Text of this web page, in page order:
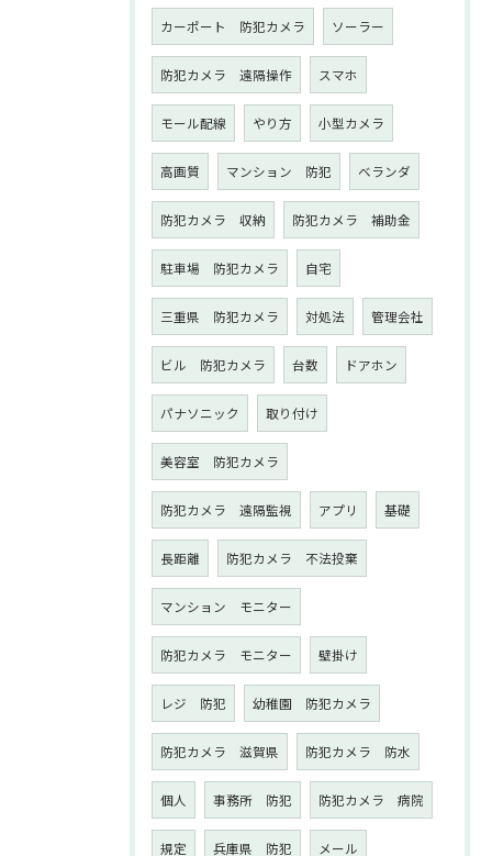
カーポート 防犯カメラ ソーラー
防犯カメラ 遠隔操作 スマホ
モール配線 やり方 小型カメラ
高画質 マンション 防犯 ベランダ
防犯カメラ 収納 防犯カメラ 補助金
駐車場 防犯カメラ 自宅
三重県 防犯カメラ 対処法 管理会社
ビル 防犯カメラ 台数 ドアホン
パナソニック 取り付け
美容室 防犯カメラ
防犯カメラ 遠隔監視 アプリ 基礎
長距離 防犯カメラ 不法投棄
マンション モニター
防犯カメラ モニター 壁掛け
レジ 防犯 幼稚園 防犯カメラ
防犯カメラ 滋賀県 防犯カメラ 防水
個人 事務所 防犯 防犯カメラ 病院
規定 兵庫県 防犯 メール